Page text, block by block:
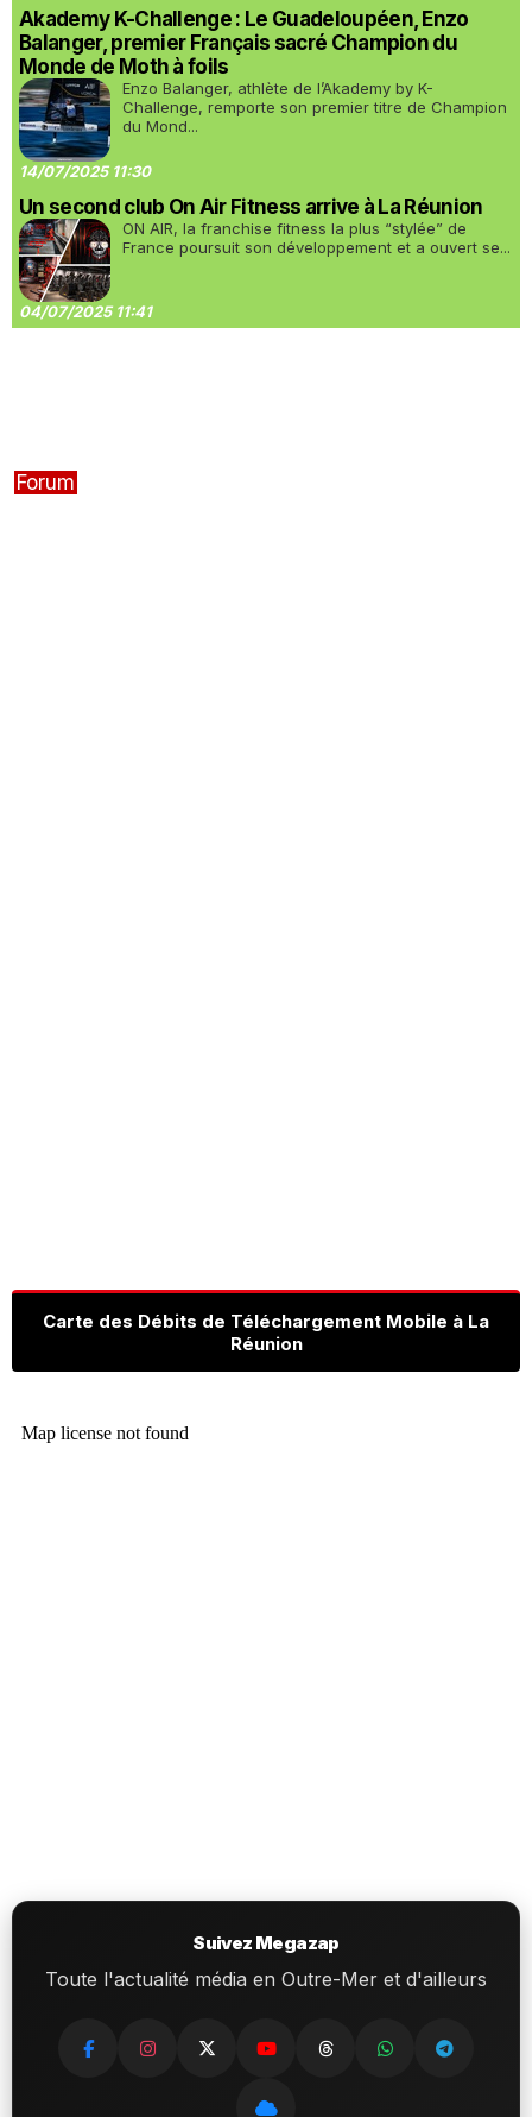
Akademy K-Challenge : Le Guadeloupéen, Enzo
Balanger, premier Français sacré Champion du
Monde de Moth à foils
Enzo Balanger, athlète de l’Akademy by K-
Challenge, remporte son premier titre de Champion
du Mond...
14/07/2025 11:30
Un second club On Air Fitness arrive à La Réunion
ON AIR, la franchise fitness la plus “stylée” de
France poursuit son développement et a ouvert se...
04/07/2025 11:41
Forum
Carte des Débits de Téléchargement Mobile à La
Réunion
Suivez Megazap
Toute l'actualité média en Outre-Mer et d'ailleurs